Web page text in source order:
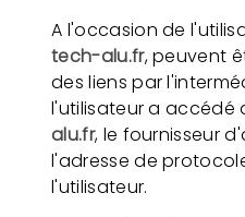
A l'occasion de
tech-alu.fr, peuvent
des liens par
l'utilisateur a accédé
alu.fr, le fournisseur
l'adresse de
l'utilisateur.